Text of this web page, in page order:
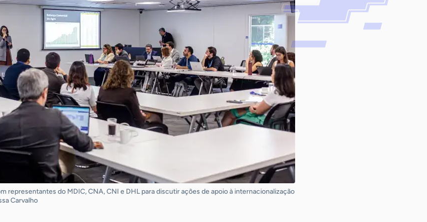
representantes do MDIC, CNA, CNI e DHL para discutir ações de apoio à internacionalização
Carvalho